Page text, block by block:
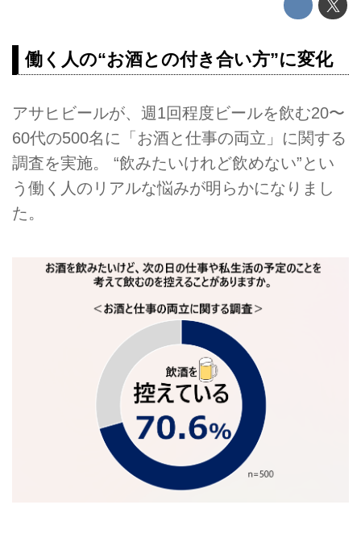
働く人の“お酒との付き合い方”に変化
アサヒビールが、週1回程度ビールを飲む20〜
60代の500名に「お酒と仕事の両立」に関する
調査を実施。 “飲みたいけれど飲めない”とい
う働く人のリアルな悩みが明らかになりまし
た。